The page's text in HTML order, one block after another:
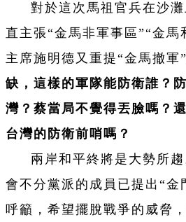
對於這次馬祖官兵在沙
直主張“金馬非軍事區”“金馬
主席施明德又重提“金馬撤軍
缺，這樣的軍隊能防衛誰？
灣？蔡當局不覺得丟臉嗎？
台灣的防衛前哨嗎？
兩岸和平終將是大勢所
會不分黨派的成員已提出“金
呼籲，希望擺脫戰爭的威脅